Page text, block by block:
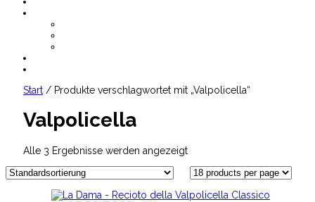
Start / Produkte verschlagwortet mit „Valpolicella“
Valpolicella
Alle 3 Ergebnisse werden angezeigt